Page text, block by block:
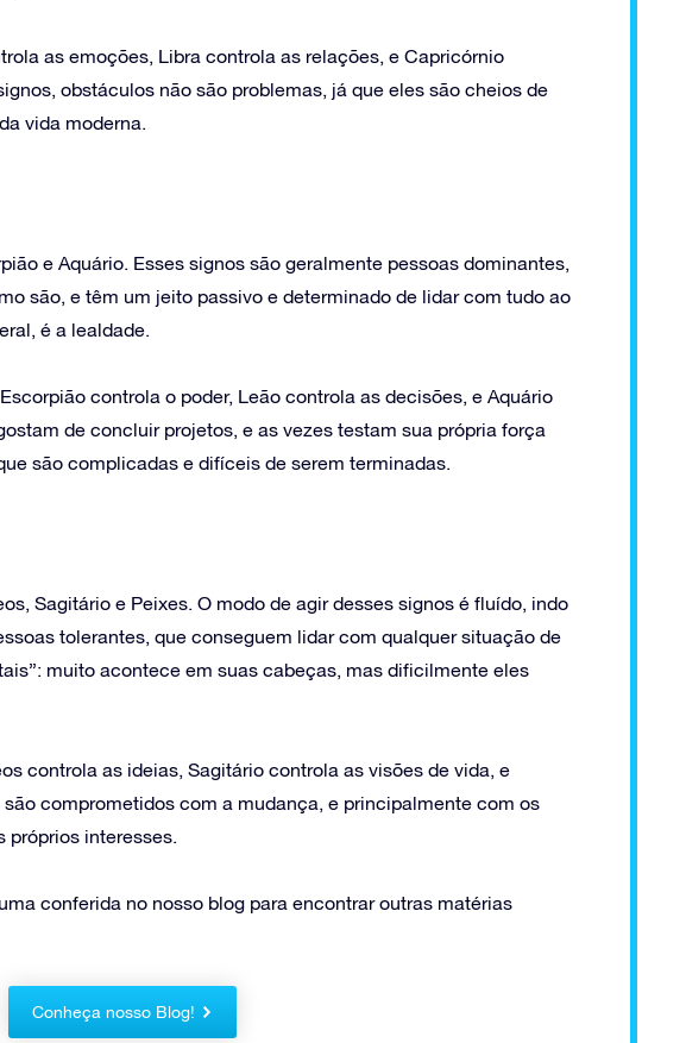
as emoções, Libra controla as relações, e Capricórnio
obstáculos não são problemas, já que eles são cheios de
vida moderna.
e Aquário. Esses signos são geralmente pessoas dominantes,
são, e têm um jeito passivo e determinado de lidar com tudo ao
é a lealdade.
controla o poder, Leão controla as decisões, e Aquário
de concluir projetos, e as vezes testam sua própria força
são complicadas e difíceis de serem terminadas.
Sagitário e Peixes. O modo de agir desses signos é fluído, indo
tolerantes, que conseguem lidar com qualquer situação de
muito acontece em suas cabeças, mas dificilmente eles
controla as ideias, Sagitário controla as visões de vida, e
comprometidos com a mudança, e principalmente com os
próprios interesses.
conferida no nosso blog para encontrar outras matérias
Conheça nosso Blog!